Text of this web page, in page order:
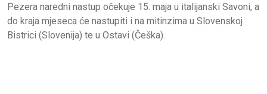
Pezera naredni nastup očekuje 15. maja u italijanski Savoni, a
do kraja mjeseca će nastupiti i na mitinzima u Slovenskoj
Bistrici (Slovenija) te u Ostavi (Češka).